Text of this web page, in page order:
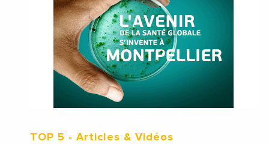
TOP 5 - Articles & Vidéos